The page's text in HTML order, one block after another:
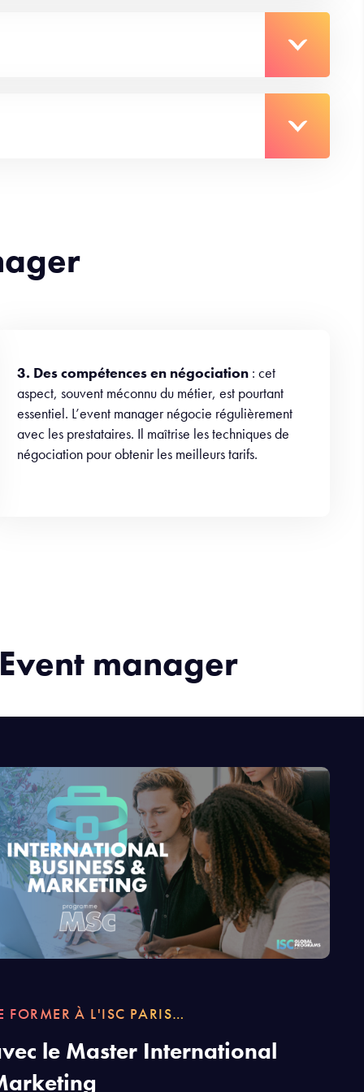
3. Des compétences en négociation : cet
aspect, souvent méconnu du métier, est pourtant
essentiel. L’event manager négocie régulièrement
avec les prestataires. Il maîtrise les techniques de
négociation pour obtenir les meilleurs tarifs.
manager
FORMER À L'ISC PARIS…
le Master International